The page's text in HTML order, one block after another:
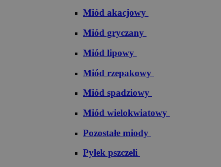
Miód akacjowy
Miód gryczany
Miód lipowy
Miód rzepakowy
Miód spadziowy
Miód wielokwiatowy
Pozostałe miody
Pyłek pszczeli